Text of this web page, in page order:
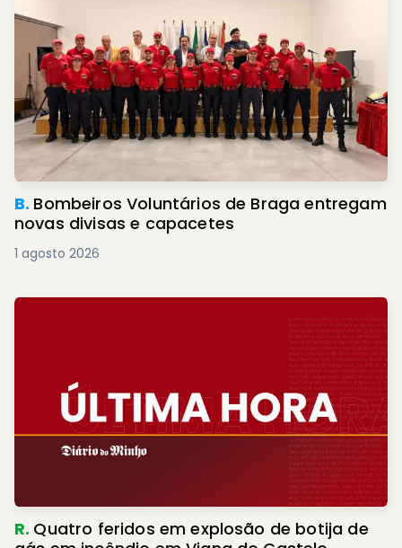
B. Bombeiros Voluntários de Braga entregam
novas divisas e capacetes
1 agosto 2026
R. Quatro feridos em explosão de botija de